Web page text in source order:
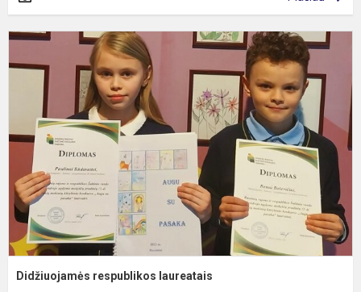
Didžiuojamės respublikos laureatais